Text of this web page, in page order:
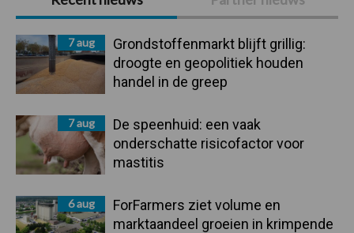
Sidebar
7 aug
Grondstoffenmarkt blijft grillig:
droogte en geopolitiek houden
handel in de greep
7 aug
De speenhuid: een vaak
onderschatte risicofactor voor
mastitis
6 aug
ForFarmers ziet volume en
marktaandeel groeien in krimpende